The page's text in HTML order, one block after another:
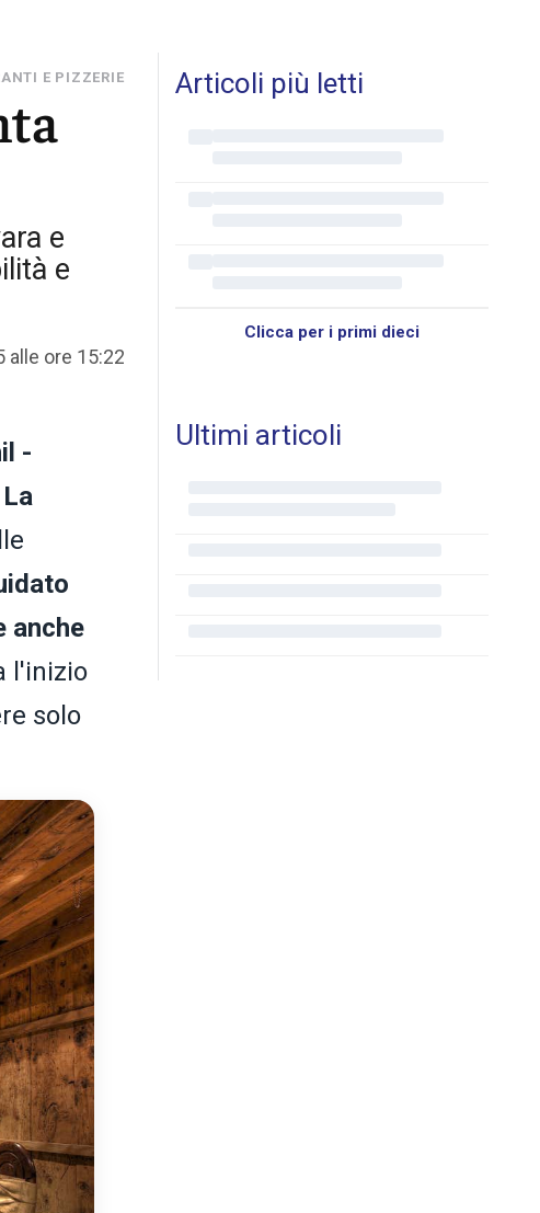
E PIZZERIE
e
e
alle ore 15:22
-
La
anche
l'inizio
solo
Articoli più letti
Clicca per i primi dieci
Ultimi articoli